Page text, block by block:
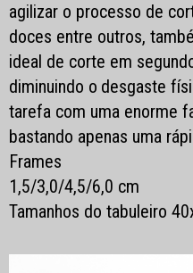
agilizar o processo de
doces entre outros,
ideal de corte em
diminuindo o desgaste
tarefa com uma enorme
bastando apenas uma
Frames
1,5/3,0/4,5/6,0 cm
Tamanhos do tabuleiro